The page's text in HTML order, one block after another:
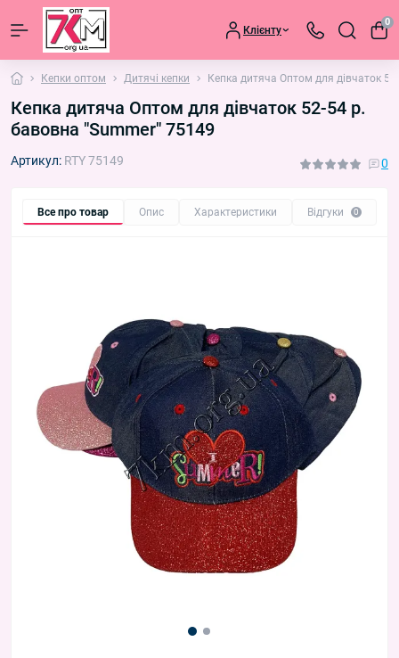
Клієнту
0
Кепки оптом Дитячі кепки Кепка дитяча Оптом для дівчаток
Кепка дитяча Оптом для дівчаток 52-54 р.
бавовна "Summer" 75149
Артикул: RTY 75149 0
Все про товар Опис Характеристики Відгуки 0